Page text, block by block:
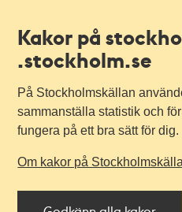
Kakor på
.stockholm.se
På Stockholmskällan
sammanställa statistik och
fungera på ett bra sätt för dig.
Om kakor på